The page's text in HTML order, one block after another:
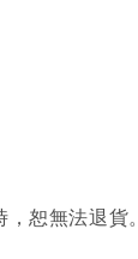
恕無法退貨。